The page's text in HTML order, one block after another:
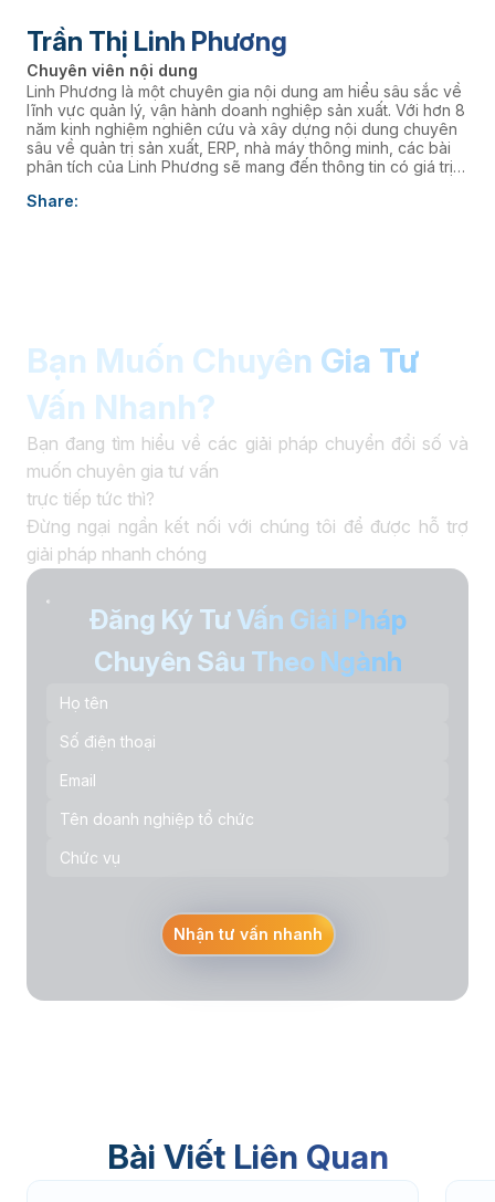
Trần Thị Linh Phương
Chuyên viên nội dung
Linh Phương là một chuyên gia nội dung am hiểu sâu sắc về
lĩnh vực quản lý, vận hành doanh nghiệp sản xuất. Với hơn 8
năm kinh nghiệm nghiên cứu và xây dựng nội dung chuyên
sâu về quản trị sản xuất, ERP, nhà máy thông minh, các bài
phân tích của Linh Phương sẽ mang đến thông tin có giá trị
thúc đẩy chuyển đổi số. âaaa
Share:
Bạn Muốn Chuyên Gia Tư
Vấn Nhanh?
Bạn đang tìm hiểu về các giải pháp chuyển đổi số và
muốn chuyên gia tư vấn
trực tiếp tức thì?
Đừng ngại ngần kết nối với chúng tôi để được hỗ trợ
giải pháp nhanh chóng
Đăng Ký Tư Vấn Giải Pháp
Chuyên Sâu Theo Ngành
Nhận tư vấn nhanh
Bài Viết Liên Quan